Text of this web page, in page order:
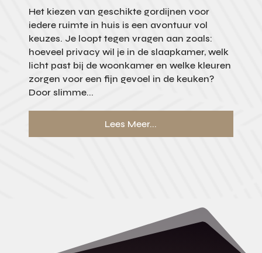
Het kiezen van geschikte gordijnen voor
iedere ruimte in huis is een avontuur vol
keuzes. Je loopt tegen vragen aan zoals:
hoeveel privacy wil je in de slaapkamer, welk
licht past bij de woonkamer en welke kleuren
zorgen voor een fijn gevoel in de keuken?
Door slimme...
Lees Meer...